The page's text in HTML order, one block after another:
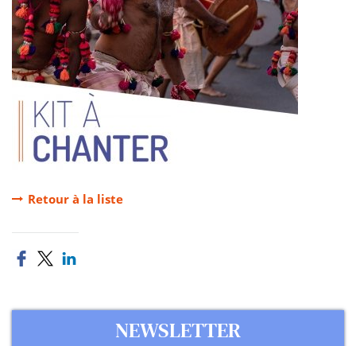
Retour à la liste
NEWSLETTER